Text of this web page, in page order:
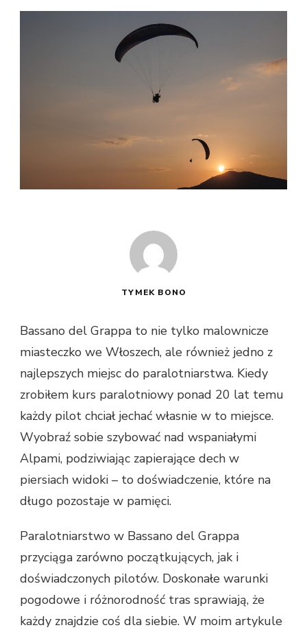
TYMEK BONO
Bassano del Grappa to nie tylko malownicze
miasteczko we Włoszech, ale również jedno z
najlepszych miejsc do paralotniarstwa. Kiedy
zrobiłem kurs paralotniowy ponad 20 lat temu
każdy pilot chciał jechać własnie w to miejsce.
Wyobraź sobie szybować nad wspaniałymi
Alpami, podziwiając zapierające dech w
piersiach widoki – to doświadczenie, które na
długo pozostaje w pamięci.
Paralotniarstwo w Bassano del Grappa
przyciąga zarówno początkujących, jak i
doświadczonych pilotów. Doskonałe warunki
pogodowe i różnorodność tras sprawiają, że
każdy znajdzie coś dla siebie. W moim artykule